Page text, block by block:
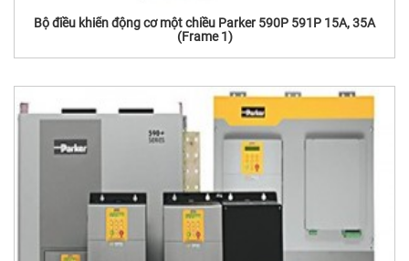
Bộ điều khiển động cơ một chiều Parker 590P 591P 15A, 35A
(Frame 1)